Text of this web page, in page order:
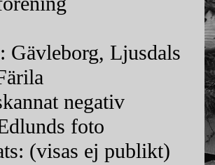
Gävleborg, Ljusdals
negativ
foto
(visas ej publikt)